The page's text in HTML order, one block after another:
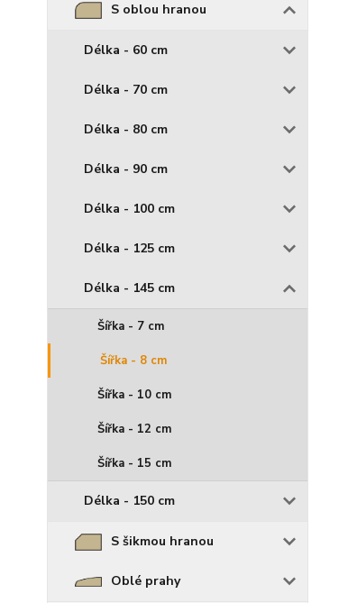
S oblou hranou
Délka - 60 cm
Délka - 70 cm
Délka - 80 cm
Délka - 90 cm
Délka - 100 cm
Délka - 125 cm
Délka - 145 cm
Šířka - 7 cm
Šířka - 8 cm
Šířka - 10 cm
Šířka - 12 cm
Šířka - 15 cm
Délka - 150 cm
S šikmou hranou
Oblé prahy